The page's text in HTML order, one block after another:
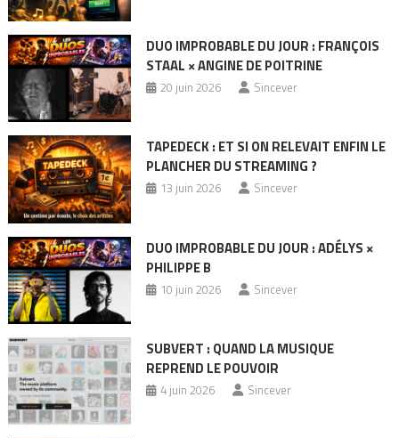
DUO IMPROBABLE DU JOUR : FRANÇOIS
STAAL × ANGINE DE POITRINE
20 juin 2026 Sincever
TAPEDECK : ET SI ON RELEVAIT ENFIN LE
PLANCHER DU STREAMING ?
13 juin 2026 Sincever
DUO IMPROBABLE DU JOUR : ADÉLYS ×
PHILIPPE B
10 juin 2026 Sincever
SUBVERT : QUAND LA MUSIQUE
REPREND LE POUVOIR
4 juin 2026 Sincever